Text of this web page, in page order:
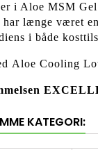
i Aloe MSM
længe været
i både
Aloe Cooling
KATEGORI: